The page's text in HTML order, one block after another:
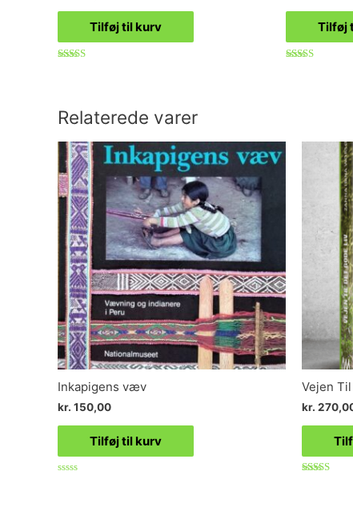
Tilføj til kurv Tilføj
Relaterede varer
Inkapigens væv
kr. 150,00
Tilføj til kurv
Vejen
kr.